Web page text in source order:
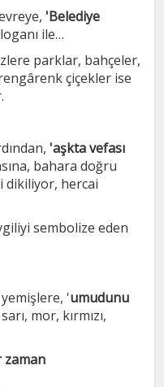
'Belediye
ile…
parklar, bahçeler,
çiçekler ise
'aşkta vefası
bahara doğru
dikiliyor, hercai
sembolize eden
'umudunu
mor, kırmızı,
zaman